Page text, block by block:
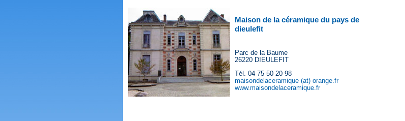
Maison de la céramique du pays de
dieulefit
Parc de la Baume
26220 DIEULEFIT
Tél. 04 75 50 20 98
maisondelaceramique (at) orange.fr
www.maisondelaceramique.fr